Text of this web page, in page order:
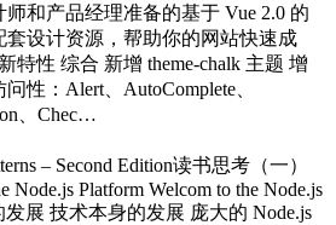
和产品经理准备的基于 Vue 2.0 的
套设计资源，帮助你的网站快速成
特性 综合 新增 theme-chalk 主题 增
性：Alert、AutoComplete、
、Chec…
– Second Edition读书思考（一）
Node.js Platform Welcom to the Node.js
发展 技术本身的发展 庞大的 Node.js